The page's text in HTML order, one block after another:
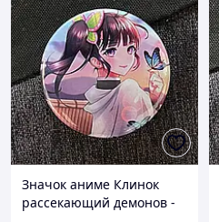
Значок аниме Клинок
рассекающий демонов -